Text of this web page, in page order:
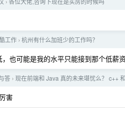
›
工作 › 杭州有什么加班少的工作吗？
也可能是我的水平只能接到那个低薪
答 › 现在前端和 Java 真的未来堪忧么？ c++
害